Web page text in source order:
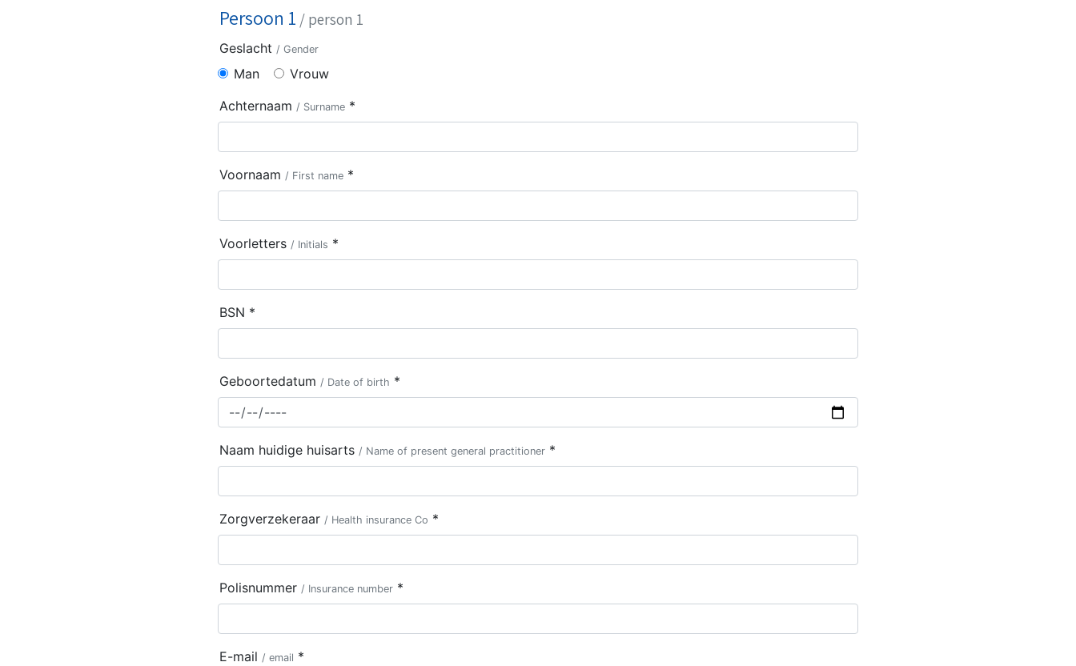
Persoon 1 / person 1
Geslacht / Gender
Man Vrouw
Achternaam / Surname*
Voornaam / First name*
Voorletters / Initials *
BSN *
Geboortedatum / Date of birth *
Naam huidige huisarts / Name of present general practitioner*
Zorgverzekeraar / Health insurance Co *
Polisnummer / Insurance number*
E-mail / email *